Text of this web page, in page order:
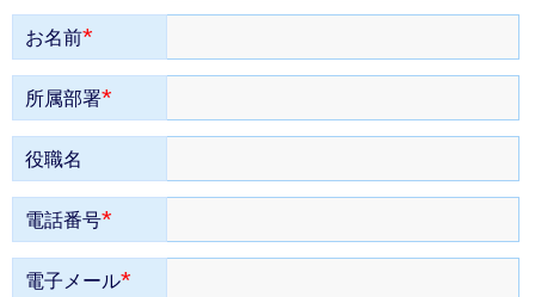
お名前*
所属部署*
役職名
電話番号*
電子メール*